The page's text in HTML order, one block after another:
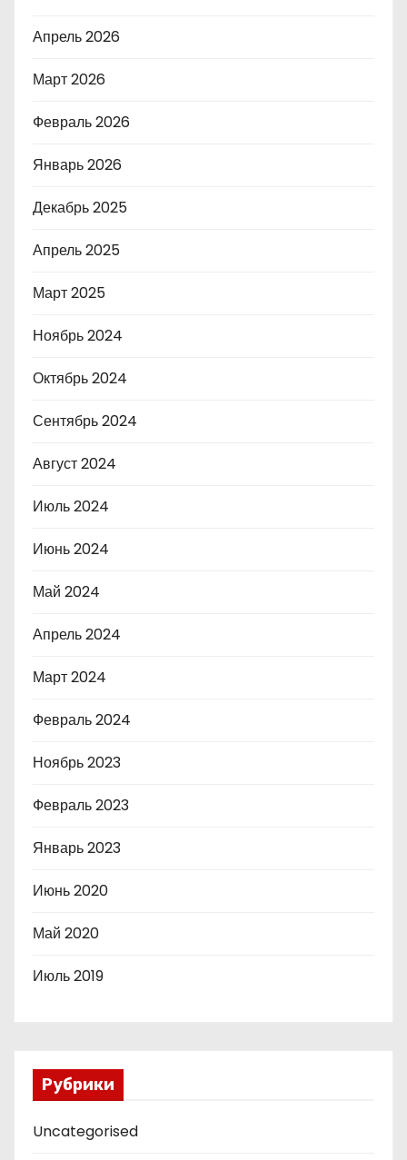
Апрель 2026
Март 2026
Февраль 2026
Январь 2026
Декабрь 2025
Апрель 2025
Март 2025
Ноябрь 2024
Октябрь 2024
Сентябрь 2024
Август 2024
Июль 2024
Июнь 2024
Май 2024
Апрель 2024
Март 2024
Февраль 2024
Ноябрь 2023
Февраль 2023
Январь 2023
Июнь 2020
Май 2020
Июль 2019
Рубрики
Uncategorised